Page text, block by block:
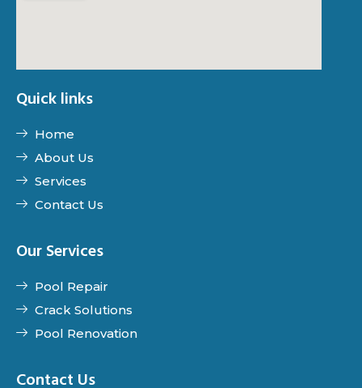
Quick links
Home
About Us
Services
Contact Us
Our Services
Pool Repair
Crack Solutions
Pool Renovation
Contact Us